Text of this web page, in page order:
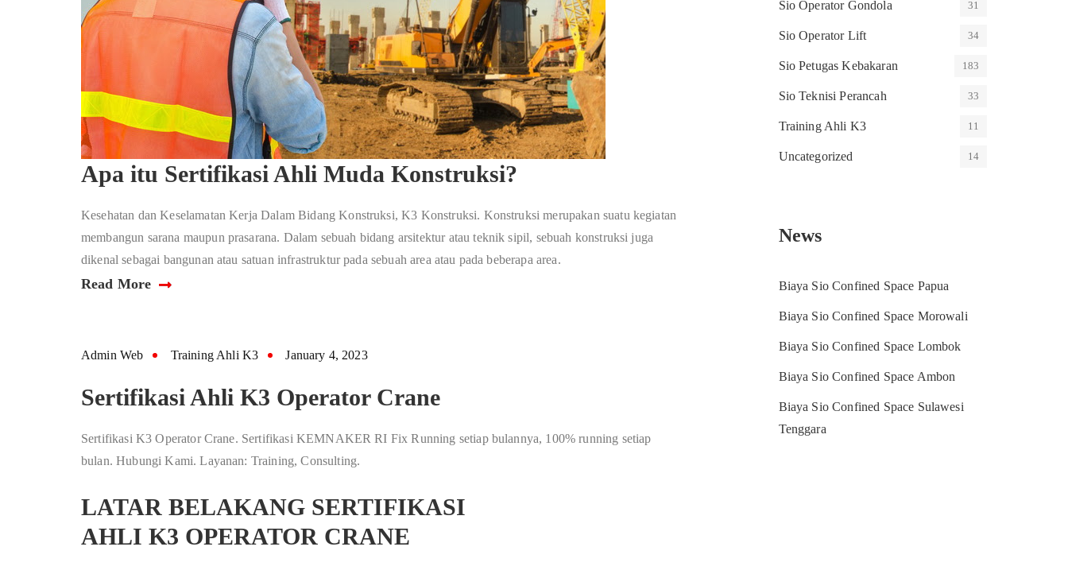
Apa itu Sertifikasi Ahli Muda Konstruksi?
Kesehatan dan Keselamatan Kerja Dalam Bidang Konstruksi, K3 Konstruksi. Konstruksi merupakan suatu kegiatan
membangun sarana maupun prasarana. Dalam sebuah bidang arsitektur atau teknik sipil, sebuah konstruksi juga
dikenal sebagai bangunan atau satuan infrastruktur pada sebuah area atau pada beberapa area.
Read More
Admin Web Training Ahli K3 January 4, 2023
Sertifikasi Ahli K3 Operator Crane
Sertifikasi K3 Operator Crane. Sertifikasi KEMNAKER RI Fix Running setiap bulannya, 100% running setiap
bulan. Hubungi Kami. Layanan: Training, Consulting.
LATAR BELAKANG SERTIFIKASI
AHLI K3 OPERATOR CRANE
Sio Operator Gondola 31
Sio Operator Lift 34
Sio Petugas Kebakaran 183
Sio Teknisi Perancah 33
Training Ahli K3 11
Uncategorized 14
News
Biaya Sio Confined Space Papua
Biaya Sio Confined Space Morowali
Biaya Sio Confined Space Lombok
Biaya Sio Confined Space Ambon
Biaya Sio Confined Space Sulawesi
Tenggara